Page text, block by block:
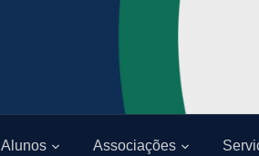
Alunos Associações